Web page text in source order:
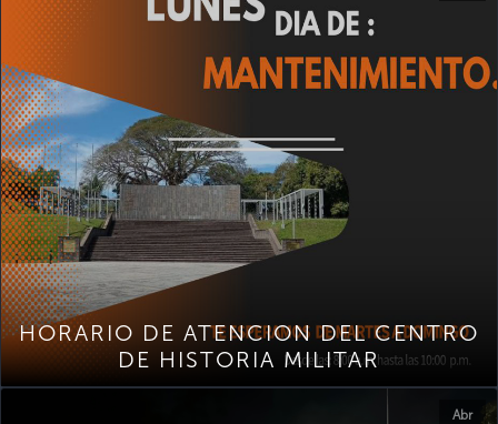
HORARIO DE ATENCION DEL CENTRO
DE HISTORIA MILITAR
Abr